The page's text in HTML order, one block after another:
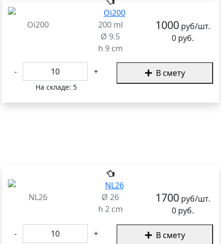
Oi200
200 ml
Ø 9.5
h 9 cm
1000 руб/шт.
0 руб.
- +
На складе: 5
В смету
NL26
Ø 26
h 2 cm
1700 руб/шт.
0 руб.
- + В смету